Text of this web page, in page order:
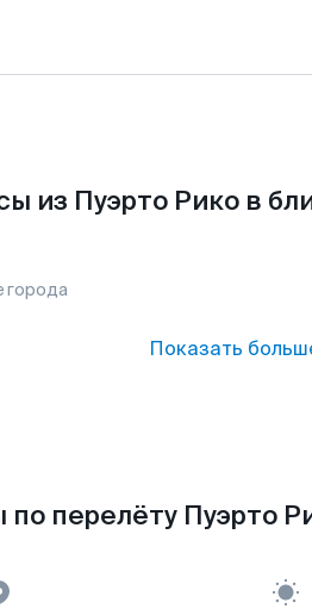
из Пуэрто Рико в
города
Показать
перелёту Пуэрто